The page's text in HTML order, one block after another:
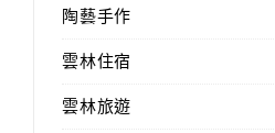
陶藝手作
雲林住宿
雲林旅遊